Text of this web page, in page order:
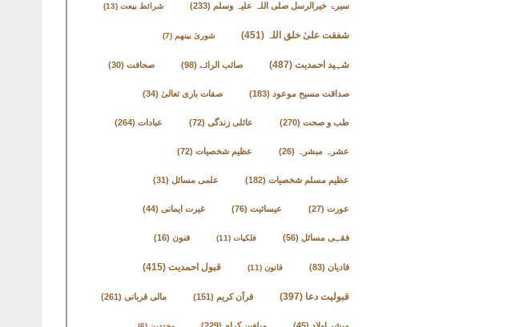
سیرۃ خیرالرسل صلی اللہ علیہ وسلم (233) شرائط بیعت(13)
شفقت علیٰ خلق اللہ (451) شوریٰ بینھم (7)
شہید احمدیت(487) صائب الرائے (98) صحافت(30)
صداقت مسیح موعود(183) صفات باری تعالیٰ(34)
طب و صحت(270) عائلی زندگی(72) عبادات(264)
عشرہ مبشرہ (26) عظیم شخصیات(72)
عظیم مسلم شخصیات(182) علمی مسائل (31)
عورت(27) عیسائیت(76) غیرت ایمانی(44)
فقہی مسائل (56) فلکیات(11) فنون(16)
قادیان(83) قانون(11) قبول احمدیت(415)
قبولیت دعا (397) قرآن کریم (151) مالی قربانی(261)